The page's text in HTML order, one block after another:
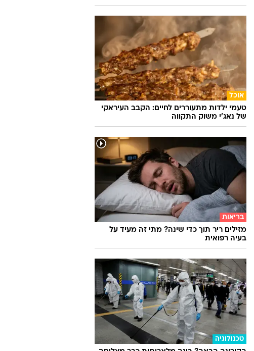
אוכל
טעמי ילדות מתעוררים לחיים: הקבב העיראקי
של נאג׳י משוק התקווה
בריאות
מזילים ריר תוך כדי שינה? מתי זה מעיד על
בעיה רפואית
טכנולוגיה